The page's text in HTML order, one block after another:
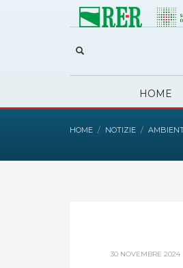
HOME
HOME NOTIZIE
30 NOVEMBRE 2024